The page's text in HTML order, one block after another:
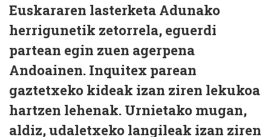
Euskararen lasterketa Adunako
herrigunetik zetorrela, eguerdi
partean egin zuen agerpena
Andoainen. Inquitex parean
gaztetxeko kideak izan ziren lekukoa
hartzen lehenak. Urnietako mugan,
aldiz, udaletxeko langileak izan ziren